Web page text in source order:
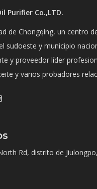
Purifier Co.,LTD.
de Chongqing, un centro
sudoeste y municipio
y proveedor líder
y varios probadores
Rd, distrito de